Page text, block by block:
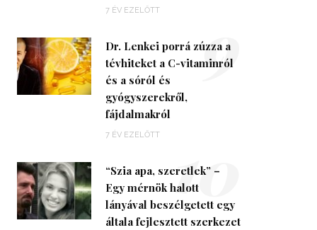
7 ÉV EZELŐTT
Dr. Lenkei porrá zúzza a
tévhiteket a C-vitaminról
és a sóról és
gyógyszerekről,
fájdalmakról
7 ÉV EZELŐTT
9
“Szia apa, szeretlek” –
Egy mérnök halott
lányával beszélgetett egy
általa fejlesztett szerkezet
10